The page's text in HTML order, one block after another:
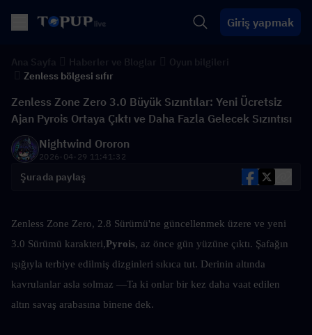
Giriş yapmak
Zenless bölgesi sıfır
Zenless Zone Zero 3.0 Büyük Sızıntılar: Yeni Ücretsiz
Ajan Pyrois Ortaya Çıktı ve Daha Fazla Gelecek Sızıntısı
Nightwind Ororon
2026-04-29 11:41:32
Şurada paylaş
Zenless Zone Zero, 2.8 Sürümü'ne güncellenmek üzere ve yeni
3.0 Sürümü karakteri,Pyrois, az önce gün yüzüne çıktı. Şafağın
ışığıyla terbiye edilmiş dizginleri sıkıca tut. Derinin altında
kavrulanlar asla solmaz —Ta ki onlar bir kez daha vaat edilen
altın savaş arabasına binene dek.